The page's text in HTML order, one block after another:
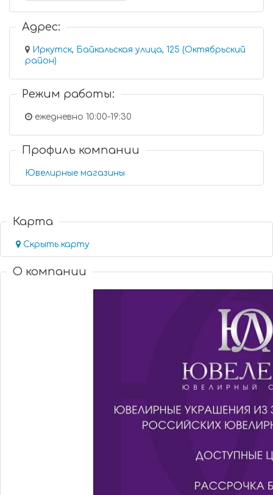
Адрес:
Иркутск, Байкальская улица, 125 (Октябрьский
район)
Режим работы:
ежедневно 10:00-19:30
Профиль компании
Ювелирные магазины
Карта
Скрыть карту
О компании